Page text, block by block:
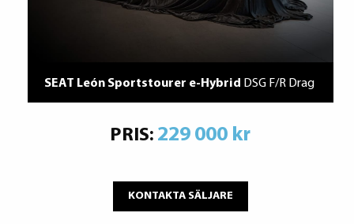
SEAT León Sportstourer e-Hybrid DSG F/R Drag
PRIS: 229 000 kr
KONTAKTA SÄLJARE